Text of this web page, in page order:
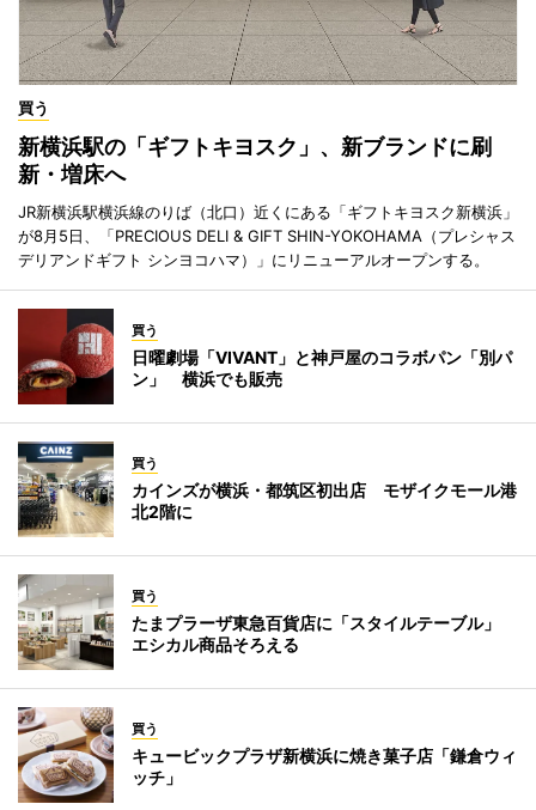
買う
新横浜駅の「ギフトキヨスク」、新ブランドに刷
新・増床へ
JR新横浜駅横浜線のりば（北口）近くにある「ギフトキヨスク新横浜」
が8月5日、「PRECIOUS DELI & GIFT SHIN-YOKOHAMA（プレシャス
デリアンドギフト シンヨコハマ）」にリニューアルオープンする。
買う
日曜劇場「VIVANT」と神戸屋のコラボパン「別パ
ン」 横浜でも販売
買う
カインズが横浜・都筑区初出店 モザイクモール港
北2階に
買う
たまプラーザ東急百貨店に「スタイルテーブル」
エシカル商品そろえる
買う
キュービックプラザ新横浜に焼き菓子店「鎌倉ウィ
ッチ」